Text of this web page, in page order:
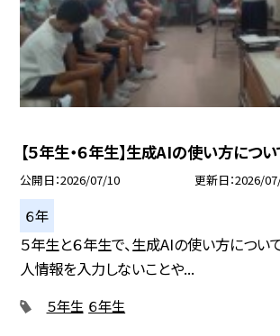
【５年生・６年生】生成AIの使い方につ
公開日 2026/07/10 更新日 2026/
６年
５年生と６年生で、生成AIの使い方につい
人情報を入力しないことや...
５年生 ６年生